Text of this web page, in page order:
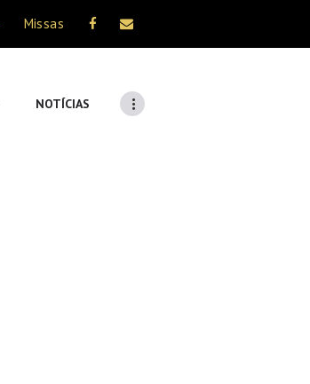
Missas
NOTÍCIAS